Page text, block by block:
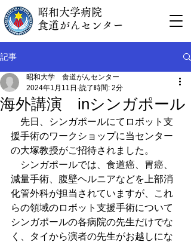
昭和大学病院
食道がんセンター
記事
海外講演 inシンガポール
昭和大学 食道がんセンター
2024年1月11日 読了時間: 2分
先日、シンガポールにてロボット支
援手術のワークショップに当センター
の大塚教授がご招待されました。
シンガポールでは、食道癌、胃癌、
減量手術、腹壁ヘルニアなどを上部消
化管外科が担当されていますが、これ
らの領域のロボット支援手術について
シンガポールの各病院の先生だけでな
く、タイから演者の先生がお越しにな